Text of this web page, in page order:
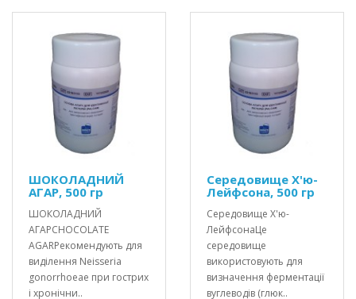
ШОКОЛАДНИЙ
АГАР, 500 гр
ШОКОЛАДНИЙ
АГАРCHOCOLATE
AGARРекомендують для
виділення Neisseria
gonorrhoeae при гострих
і хронічни..
Середовище Х'ю-
Лейфсона, 500 гр
Середовище Х'ю-
ЛейфсонаЦе
середовище
використовують для
визначення ферментації
вуглеводів (глюк..